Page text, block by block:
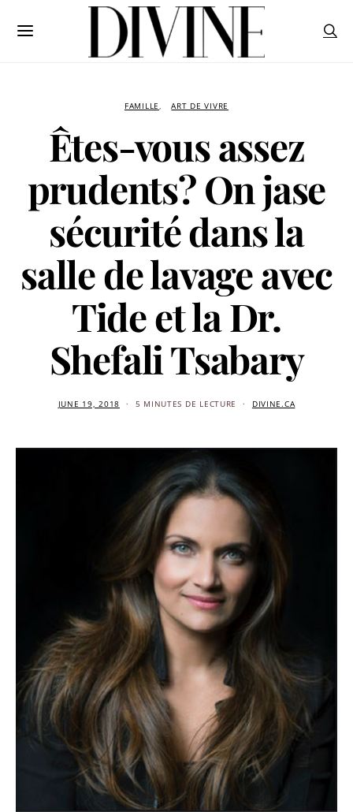
FAMILLE ART DE VIVRE
Êtes-vous assez
prudents? On jase
sécurité dans la
salle de lavage avec
Tide et la Dr.
Shefali Tsabary
JUNE 19, 2018 5 MINUTES DE LECTURE DIVINE.CA